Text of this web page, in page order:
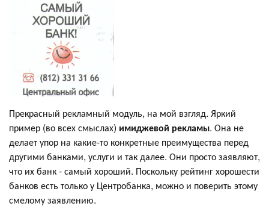
Прекрасный рекламный модуль, на мой взгляд. Яркий
пример (во всех смыслах) имиджевой рекламы. Она не
делает упор на какие-то конкретные преимущества перед
другими банками, услуги и так далее. Они просто заявляют,
что их банк - самый хороший. Поскольку рейтинг хорошести
банков есть только у Центробанка, можно и поверить этому
смелому заявлению.